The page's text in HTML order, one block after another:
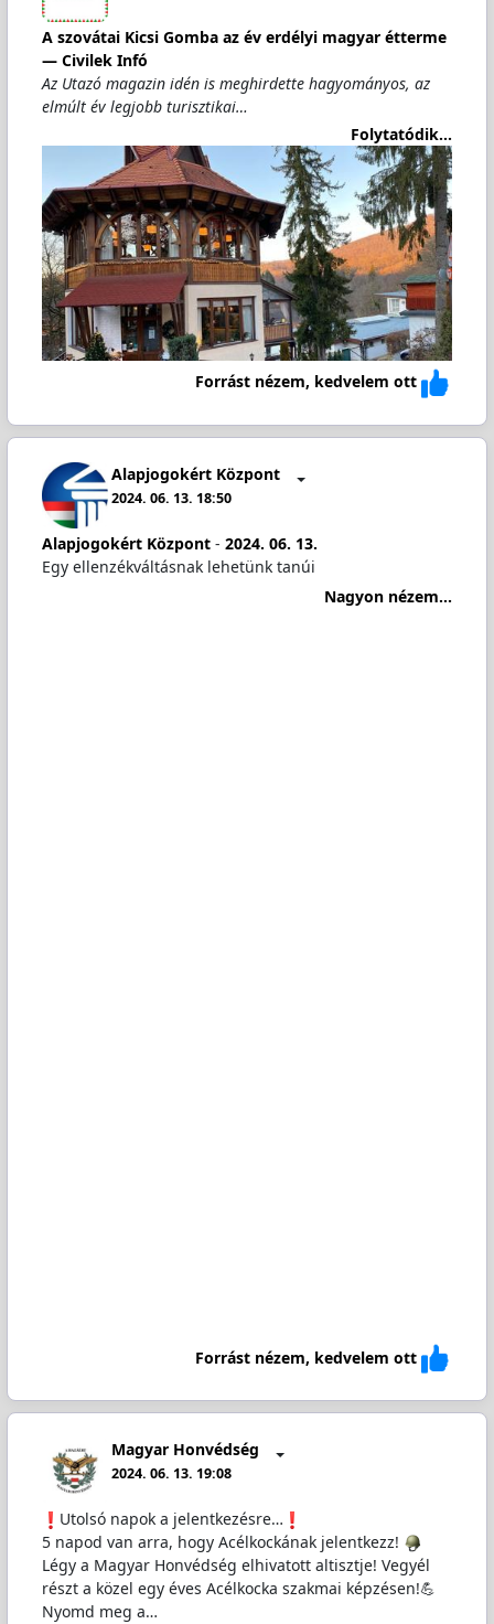
A szovátai Kicsi Gomba az év erdélyi magyar étterme
— Civilek Infó
Az Utazó magazin idén is meghirdette hagyományos, az
elmúlt év legjobb turisztikai…
Folytatódik...
Forrást nézem, kedvelem ott
Alapjogokért Központ
2024. 06. 13. 18:50
Alapjogokért Központ- 2024. 06. 13.
Egy ellenzékváltásnak lehetünk tanúi
Nagyon nézem...
Forrást nézem, kedvelem ott
Magyar Honvédség
2024. 06. 13. 19:08
️Utolsó napok a jelentkezésre…
5 napod van arra, hogy Acélkockának jelentkezz!
Légy a Magyar Honvédség elhivatott altisztje! Vegyél
részt a közel egy éves Acélkocka szakmai képzésen!💪
Nyomd meg a…